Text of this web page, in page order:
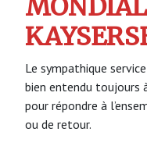
Le sympathique
bien entendu toujours
pour répondre à
ou de retour.